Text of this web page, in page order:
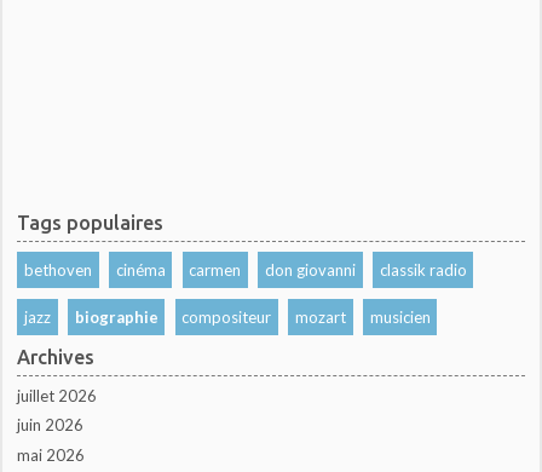
Tags populaires
bethoven cinéma carmen don giovanni classik radio
jazz biographie compositeur mozart musicien
Archives
juillet 2026
juin 2026
mai 2026